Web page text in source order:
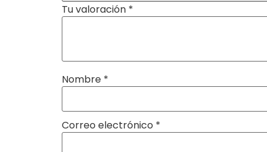
Tu valoración *
Nombre *
Correo electrónico *